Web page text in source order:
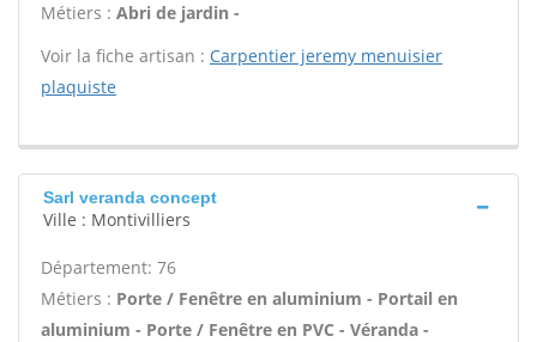
Métiers : Abri de jardin -
Voir la fiche artisan : Carpentier jeremy menuisier
plaquiste
Sarl veranda concept
Ville : Montivilliers
Département: 76
Métiers : Porte / Fenêtre en aluminium - Portail en
aluminium - Porte / Fenêtre en PVC - Véranda -